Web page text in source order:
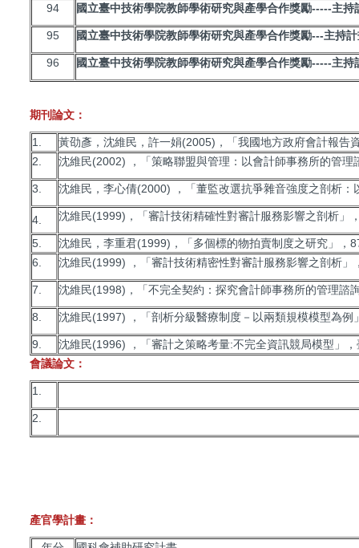
94 國立臺中技術學院教師學術研究與產學合作獎勵-----主持
95 國立臺中技術學院教師學術研究與產學合作獎勵---主持
96 國立臺中技術學院教師學術研究與產學合作獎勵-----主持
期刊論文：
1.
黃劭彥，沈維民，許一娟(2005)，「我國地方政府會計報
2.
沈維民(2002) ，「策略聯盟與管理：以會計師事務所的管
3. 沈維民，李心倩(2000) ，「董監改選抗爭雜音強度之剖析
4. 沈維民(1999)，「審計技術精確性對審計服務影響之剖析」
5.
沈維民，李重君(1999)，「多個標的物拍賣制度之研究」，
6.
沈維民(1999) ，「審計技術精密性對審計服務影響之剖析
7. 沈維民(1998)，「不完全契約：探究會計師事務所的管理諮
8. 沈維民(1997) ，「剖析分級醫療制度－以兩類規模模型為
9.
沈維民(1996) ，「審計之策略考量:不完全資訊競局模型」
會議論文：
1.
2.
產官學計畫：